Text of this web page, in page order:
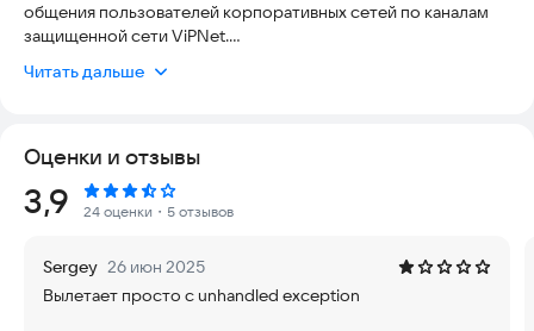
общения пользователей корпоративных сетей по каналам
защищенной сети ViPNet.
С компьютеров или мобильных устройств вы можете
Для более надежной защиты данных вы можете общаться в
секретных чатах, где все сообщения шифруются при
передаче, а история чата хранится локально на устройствах
доступа к информации не только посторонних лиц, но и
системных администраторов.
Читать дальше
Оценки и отзывы
Рейтинг:
3,9 24 оценки ・5 отзывов
Sergey 26 июн 2025
Вылетает просто с unhandled exception